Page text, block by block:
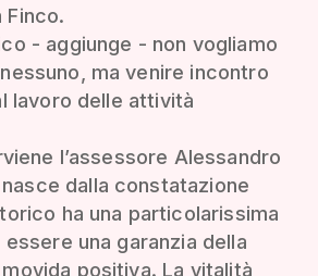
Finco.
- aggiunge - non vogliamo
ma venire incontro
lavoro delle attività
l’assessore Alessandro
dalla constatazione
ha una particolarissima
una garanzia della
positiva. La vitalità